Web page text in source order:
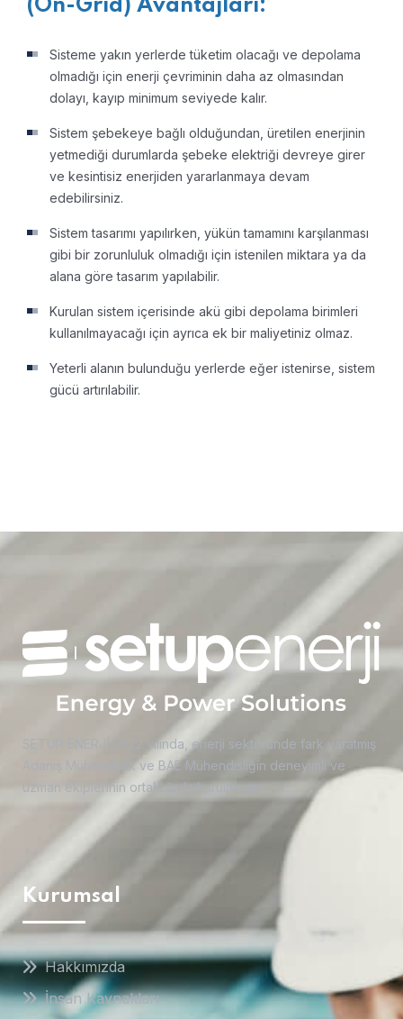
(On-Grid) Avantajları:
Sisteme yakın yerlerde tüketim olacağı ve depolama
olmadığı için enerji çevriminin daha az olmasından
dolayı, kayıp minimum seviyede kalır.
Sistem şebekeye bağlı olduğundan, üretilen enerjinin
yetmediği durumlarda şebeke elektriği devreye girer
ve kesintisiz enerjiden yararlanmaya devam
edebilirsiniz.
Sistem tasarımı yapılırken, yükün tamamını karşılanması
gibi bir zorunluluk olmadığı için istenilen miktara ya da
alana göre tasarım yapılabilir.
Kurulan sistem içerisinde akü gibi depolama birimleri
kullanılmayacağı için ayrıca ek bir maliyetiniz olmaz.
Yeterli alanın bulunduğu yerlerde eğer istenirse, sistem
gücü artırılabilir.
SETUP ENERJİ 2022 yılında, enerji sektöründe fark yaratmış
Adanış Mühendislik ve BAE Mühendisliğin deneyimli ve
uzman ekiplerinin ortaklığıyla kurulmuştur.
Kurumsal
Hakkımızda
İnsan Kaynakları